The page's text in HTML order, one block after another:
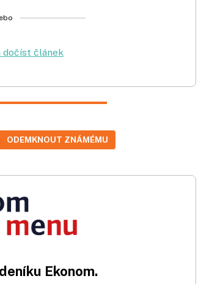
dočíst článek
ODEMKNOUT ZNÁMÉMU
Ekonom.